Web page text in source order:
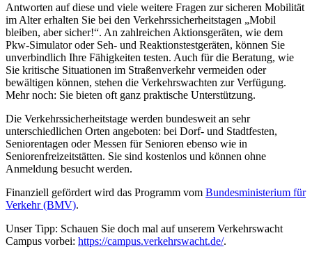
Antworten auf diese und viele weitere Fragen zur sicheren Mobilität
im Alter erhalten Sie bei den Verkehrssicherheitstagen „Mobil
bleiben, aber sicher!“. An zahlreichen Aktionsgeräten, wie dem
Pkw-Simulator oder Seh- und Reaktionstestgeräten, können Sie
unverbindlich Ihre Fähigkeiten testen. Auch für die Beratung, wie
Sie kritische Situationen im Straßenverkehr vermeiden oder
bewältigen können, stehen die Verkehrswachten zur Verfügung.
Mehr noch: Sie bieten oft ganz praktische Unterstützung.
Die Verkehrssicherheitstage werden bundesweit an sehr
unterschiedlichen Orten angeboten: bei Dorf- und Stadtfesten,
Seniorentagen oder Messen für Senioren ebenso wie in
Seniorenfreizeitstätten. Sie sind kostenlos und können ohne
Anmeldung besucht werden.
Finanziell gefördert wird das Programm vom Bundesministerium für
Verkehr (BMV).
Unser Tipp: Schauen Sie doch mal auf unserem Verkehrswacht
Campus vorbei: https://campus.verkehrswacht.de/.